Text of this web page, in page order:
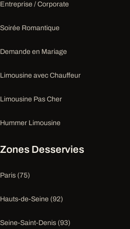
Entreprise / Corporate
Soirée Romantique
Demande en Mariage
Limousine avec Chauffeur
Limousine Pas Cher
Hummer Limousine
Zones Desservies
Paris (75)
Hauts-de-Seine (92)
Seine-Saint-Denis (93)